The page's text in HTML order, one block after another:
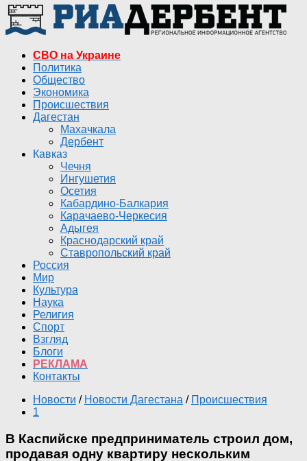
СВО на Украине
Политика
Общество
Экономика
Происшествия
Дагестан
Махачкала
Дербент
Кавказ
Чечня
Ингушетия
Осетия
Кабардино-Балкария
Карачаево-Черкесия
Адыгея
Краснодарский край
Ставропольский край
Россия
Мир
Культура
Наука
Религия
Спорт
Взгляд
Блоги
РЕКЛАМА
Контакты
Новости / Новости Дагестана / Происшествия
1
В Каспийске предприниматель строил дом,
продавая одну квартиру нескольким